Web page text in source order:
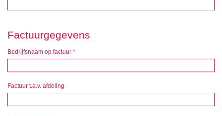
Factuurgegevens
Bedrijfsnaam op factuur *
Factuur t.a.v. afdeling